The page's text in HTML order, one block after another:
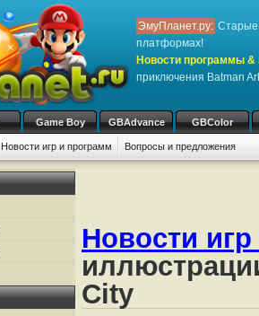
ЭмуПланет.ру: Старые
платформах!
Новости программы &
приключения Batman
Game Boy GBAdvance GBColor
Новости игр и программ Вопросы и предложения
Новости
City